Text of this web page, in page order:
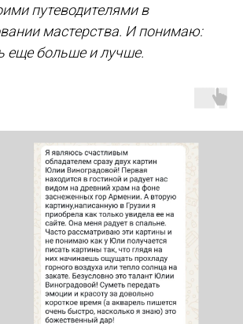
путеводителями в
мастерства. И понимаю:
еще больше и лучше.